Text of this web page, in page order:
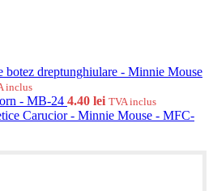
botez dreptunghiulare - Minnie Mouse
inclus
- MB-24 4.40 lei TVA inclus
Carucior - Minnie Mouse - MFC-